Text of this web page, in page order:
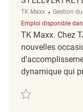
TK Maxx Catégorie
Gestion
Emploi disponible
TK Maxx. Chez
nouvelles
dynamique qui
Sauvegarder